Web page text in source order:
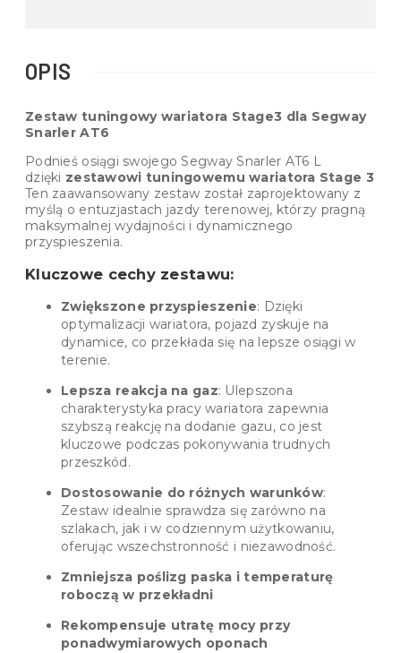
OPIS
Zestaw tuningowy wariatora Stage3 dla Segway
Snarler AT6
Podnieś osiągi swojego Segway Snarler AT6 L
dzięki zestawowi tuningowemu wariatora Stage 3
Ten zaawansowany zestaw został zaprojektowany z
myślą o entuzjastach jazdy terenowej, którzy pragną
maksymalnej wydajności i dynamicznego
przyspieszenia.
Kluczowe cechy zestawu:
Zwiększone przyspieszenie: Dzięki
optymalizacji wariatora, pojazd zyskuje na
dynamice, co przekłada się na lepsze osiągi w
terenie.
Lepsza reakcja na gaz: Ulepszona
charakterystyka pracy wariatora zapewnia
szybszą reakcję na dodanie gazu, co jest
kluczowe podczas pokonywania trudnych
przeszkód.
Dostosowanie do różnych warunków:
Zestaw idealnie sprawdza się zarówno na
szlakach, jak i w codziennym użytkowaniu,
oferując wszechstronność i niezawodność.
Zmniejsza poślizg paska i temperaturę
roboczą w przekładni
Rekompensuje utratę mocy przy
ponadwymiarowych oponach